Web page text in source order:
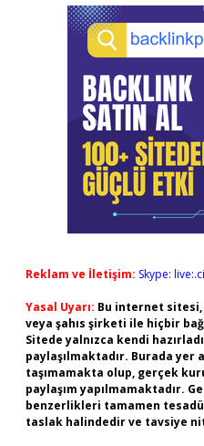
Reklam ve İletişim: Skype:
Yasal Uyarı: Bu internet
veya şahıs şirketi ile hiçbir
Sitede yalnızca kendi
paylaşılmaktadır. Burada
taşımamakta olup, gerçek
paylaşım yapılmamaktadır.
benzerlikleri tamamen
taslak halindedir ve tavsiye